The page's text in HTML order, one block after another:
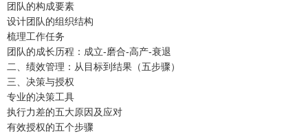
团队的构成要素
设计团队的组织结构
梳理工作任务
团队的成长历程：成立-磨合-高产-衰退
二、绩效管理：从目标到结果（五步骤）
三、决策与授权
专业的决策工具
执行力差的五大原因及应对
有效授权的五个步骤